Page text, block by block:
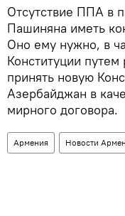
Отсутствие ППА в
Пашиняна иметь
Оно ему нужно, в
Конституции
принять новую
Азербайджан в
мирного договора.
Армения Новости